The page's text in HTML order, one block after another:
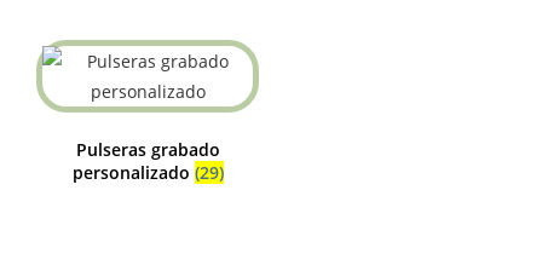
Pulseras grabado
personalizado (29)